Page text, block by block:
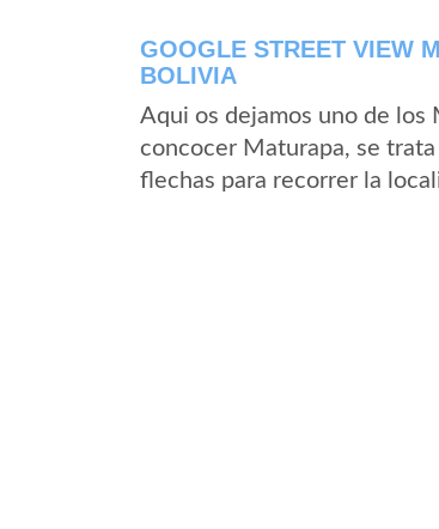
GOOGLE STREET VIEW
BOLIVIA
Aqui os dejamos uno de los
concocer Maturapa, se
flechas para recorrer la